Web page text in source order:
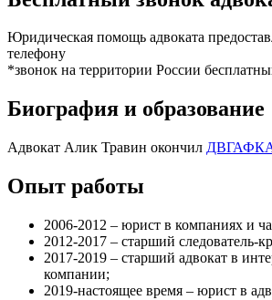
Юридическая помощь адвоката
телефону
*звонок на территории России
Биография и образование
Адвокат Алик Травин окончил
Опыт работы
2006-2012 – юрист в компаниях и
2012-2017 – старший следователь-
2017-2019 – старший адвокат в
компании;
2019-настоящее время – юрист в